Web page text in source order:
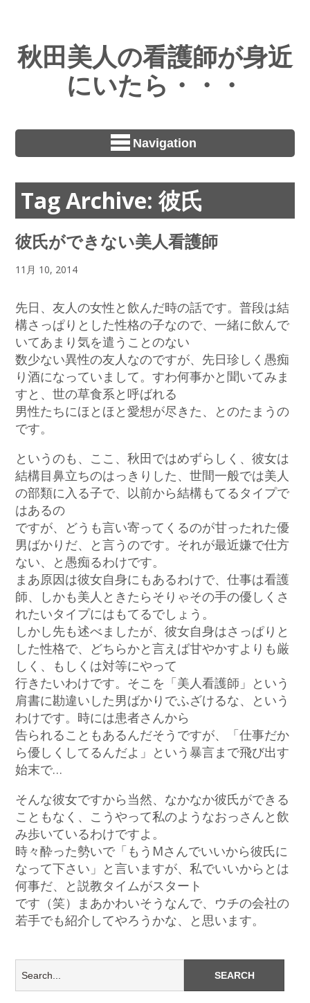
秋田美人の看護師が身近
にいたら・・・
Navigation
Tag Archive: 彼氏
彼氏ができない美人看護師
11月 10, 2014
先日、友人の女性と飲んだ時の話です。普段は結
構さっぱりとした性格の子なので、一緒に飲んで
いてあまり気を遣うことのない
数少ない異性の友人なのですが、先日珍しく愚痴
り酒になっていまして。すわ何事かと聞いてみま
すと、世の草食系と呼ばれる
男性たちにほとほと愛想が尽きた、とのたまうの
です。
というのも、ここ、秋田ではめずらしく、彼女は
結構目鼻立ちのはっきりした、世間一般では美人
の部類に入る子で、以前から結構もてるタイプで
はあるの
ですが、どうも言い寄ってくるのが甘ったれた優
男ばかりだ、と言うのです。それが最近嫌で仕方
ない、と愚痴るわけです。
まあ原因は彼女自身にもあるわけで、仕事は看護
師、しかも美人ときたらそりゃその手の優しくさ
れたいタイプにはもてるでしょう。
しかし先も述べましたが、彼女自身はさっぱりと
した性格で、どちらかと言えば甘やかすよりも厳
しく、もしくは対等にやって
行きたいわけです。そこを「美人看護師」という
肩書に勘違いした男ばかりでふざけるな、という
わけです。時には患者さんから
告られることもあるんだそうですが、「仕事だか
ら優しくしてるんだよ」という暴言まで飛び出す
始末で…
そんな彼女ですから当然、なかなか彼氏ができる
こともなく、こうやって私のようなおっさんと飲
み歩いているわけですよ。
時々酔った勢いで「もうMさんでいいから彼氏に
なって下さい」と言いますが、私でいいからとは
何事だ、と説教タイムがスタート
です（笑）まあかわいそうなんで、ウチの会社の
若手でも紹介してやろうかな、と思います。